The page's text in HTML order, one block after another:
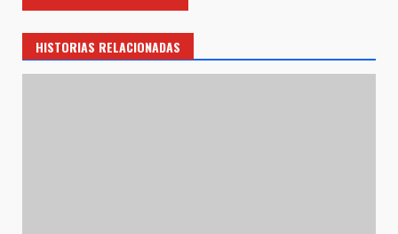
HISTORIAS RELACIONADAS